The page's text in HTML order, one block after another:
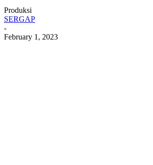
Produksi
SERGAP
-
February 1, 2023